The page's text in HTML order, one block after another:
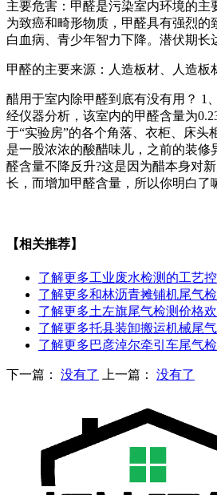
主要危害：甲醛是污染室内环境的
为致癌和畸形物质，甲醛具有强烈
白血病、青少年智力下降。潜伏期长
甲醛的主要来源：人造板材、人造
醋用于室内除甲醛到底有没有用？ 1
经仪器分析，该室内的甲醛含量为
于“实验房”的各个角落、衣柜、床
是一股浓浓的酸醋味儿，之前的装
醛含量不降反升?这是因为醋本身对
长，而增加甲醛含量，所以你明白了
【相关推荐】
了解更多工业废水检测的工艺
了解更多和林沥青摊铺机尾气
了解更多土左旗尾气检测价格
了解更多托县装卸搬运机械尾
了解更多巴彦淖尔牵引车尾气
下一篇： 没有了 上一篇： 没有了